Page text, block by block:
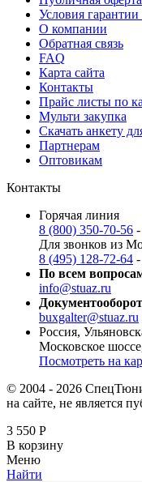
Условия гарантии
О компании
Обратная связь
FAQ
Карта сайта
Контакты
Прайс листы по
Мульти закупка
Скачать анкету
Партнерам
Оптовикам
Контакты
Горячая линия
8 (800) 350-70-56
Для звонков из
8 (495) 128-72-64
По всем
info@stuaz.ru
Документооборот
buxgalter@stuaz.ru
Россия,
Московское
Посмотреть на
© 2004 - 2026
на сайте, не является
3 550 Р
В корзину
Меню
Найти